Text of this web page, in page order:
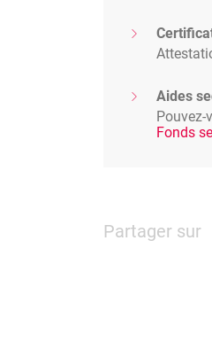
Aides
Pouvez-
Fonds
Partager sur